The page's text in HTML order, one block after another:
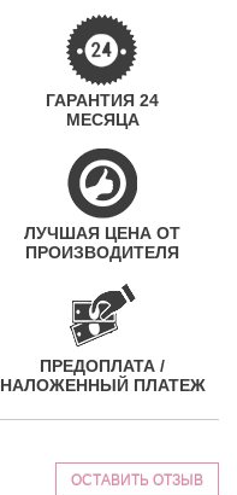
ГАРАНТИЯ 24
МЕСЯЦА
ЛУЧШАЯ ЦЕНА ОТ
ПРОИЗВОДИТЕЛЯ
ПРЕДОПЛАТА /
НАЛОЖЕННЫЙ ПЛАТЕЖ
ОСТАВИТЬ ОТЗЫВ